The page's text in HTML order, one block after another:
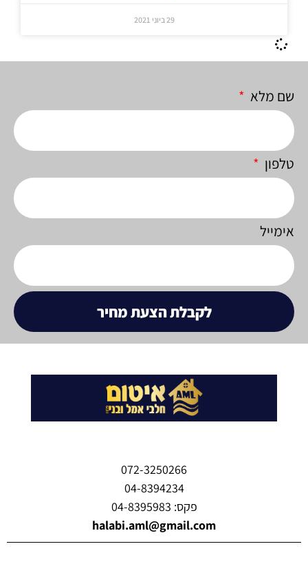
29 ביוני 2021
שם מלא
טלפון
אימייל
לקבלת הצעת מחיר
072-3250266
04-8394234
פקס: 04-8395983
halabi.aml@gmail.com